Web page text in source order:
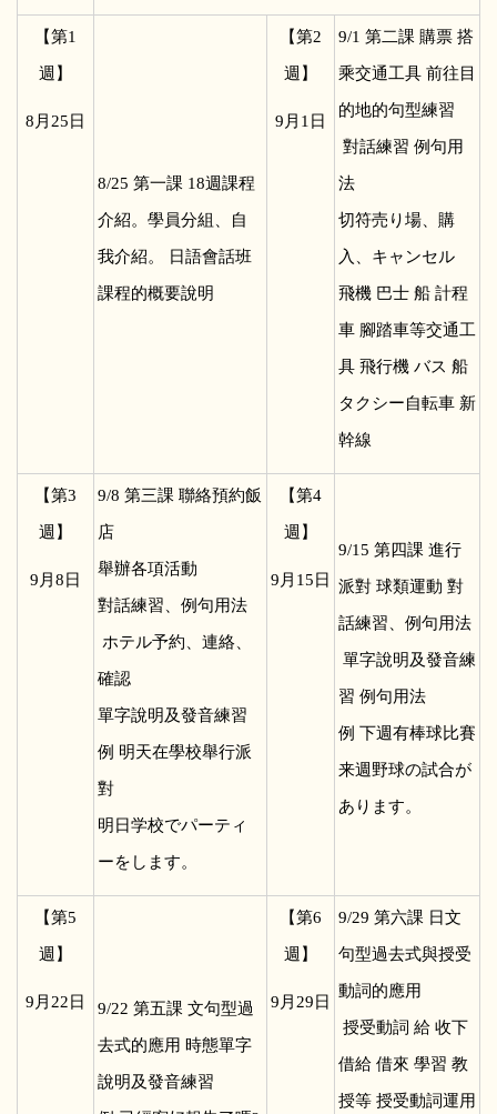
【第1
週】
8 月25日
8/25 第一課 18週課程
介紹。學員分組、自
我介紹。 日語會話班
課程的概要說明
【第2
週】
9 月1日
9/1 第二課 購票 搭
乘交通工具 前往目
的地的句型練習
對話練習 例句用
法
切符売り場、購
入、キャンセル
飛機 巴士 船 計程
車 腳踏車等交通工
具 飛行機 バス 船
タクシー自転車 新
幹線
【第3
週】
9 月8日
9/8 第三課 聯絡預約飯
店
舉辦各項活動
對話練習、例句用法
ホテル予約、連絡、
確認
單字說明及發音練習
例 明天在學校舉行派
對
明日学校でパーティ
ーをします。
【第4
週】
9 月15日
9/15 第四課 進行
派對 球類運動 對
話練習、例句用法
單字說明及發音練
習 例句用法
例 下週有棒球比賽
来週野球の試合が
あります。
【第5
週】
9 月22日 9/22 第五課 文句型過
去式的應用 時態單字
說明及發音練習
【第6
週】
9 月29日
9/29 第六課 日文
句型過去式與授受
動詞的應用
授受動詞 給 收下
借給 借來 學習 教
授等 授受動詞運用